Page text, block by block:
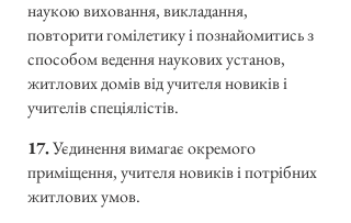
наукою виховання, викладання,
повторити гомілетику і познайомитись з
способом ведення наукових установ,
житлових домів від учителя новиків і
учителів спеціялістів.
17.Уєдинення вимагає окремого
приміщення, учителя новиків і потрібних
житлових умов.